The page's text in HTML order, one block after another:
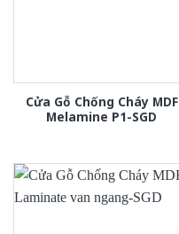
Cửa Gỗ Chống Cháy MDF
Melamine P1-SGD